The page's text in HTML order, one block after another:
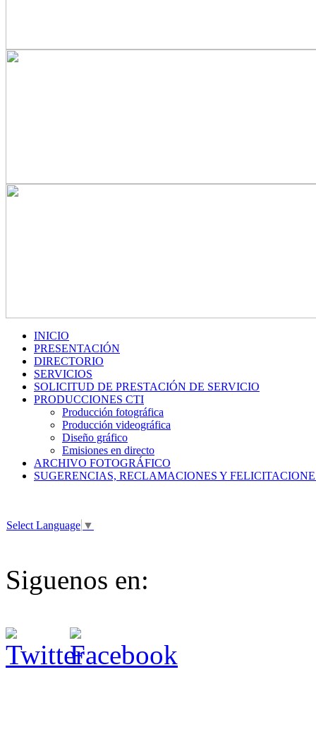
INICIO
PRESENTACIÓN
DIRECTORIO
SERVICIOS
SOLICITUD DE PRESTACIÓN DE SERVICIO
PRODUCCIONES CTI
Producción fotográfica
Producción videográfica
Diseño gráfico
Emisiones en directo
ARCHIVO FOTOGRÁFICO
SUGERENCIAS, RECLAMACIONES Y
Select Language ▼
Siguenos en: